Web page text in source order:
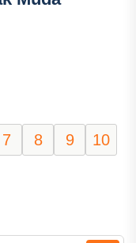
7 8 9
10